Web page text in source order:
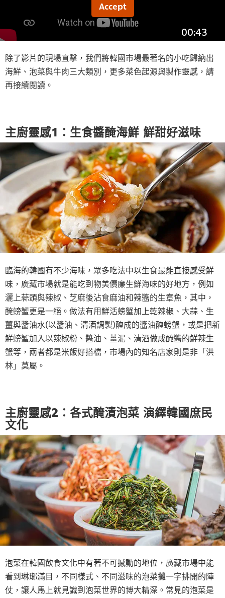
Accept
00:43
除了影片的現場直擊，我們將韓國市場最著名的小吃歸納出
海鮮、泡菜與牛肉三大類別，更多菜色起源與製作靈感，請
再接續閱讀。
主廚靈感1：生食醬醃海鮮 鮮甜好滋味
臨海的韓國有不少海味，眾多吃法中以生食最能直接感受鮮
味，廣藏市場就是能吃到物美價廉生鮮海味的好地方，例如
灑上蒜頭與辣椒、芝麻後沾食麻油和辣醬的生章魚，其中，
醃螃蟹更是一絕。做法有用鮮活螃蟹加上乾辣椒、大蒜、生
薑與醬油水(以醬油、清酒調製)醃成的醬油醃螃蟹，或是把新
鮮螃蟹加入以辣椒粉、醬油、薑泥、清酒做成醃醬的鮮辣生
蟹等，兩者都是米飯好搭檔，市場內的知名店家則是非「洪
林」莫屬。
主廚靈感2：各式醃漬泡菜 演繹韓國庶民
文化
泡菜在韓國飲食文化中有著不可撼動的地位，廣藏市場中能
看到琳瑯滿目，不同樣式、不同滋味的泡菜攤一字排開的陣
仗，讓人馬上就見識到泡菜世界的博大精深。常見的泡菜是